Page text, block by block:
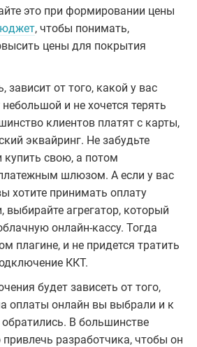
это при формировании цены
, чтобы понимать,
цены для покрытия
зависит от того, какой у вас
и не хочется терять
клиентов платят с карты,
эквайринг. Не забудьте
купить свою, а потом
платежным шлюзом. А если у вас
хотите принимать оплату
агрегатор, который
онлайн-кассу. Тогда
плагине, и не придется тратить
ККТ.
будет зависеть от того,
оплаты онлайн вы выбрали и к
В большинстве
привлечь разработчика, чтобы он